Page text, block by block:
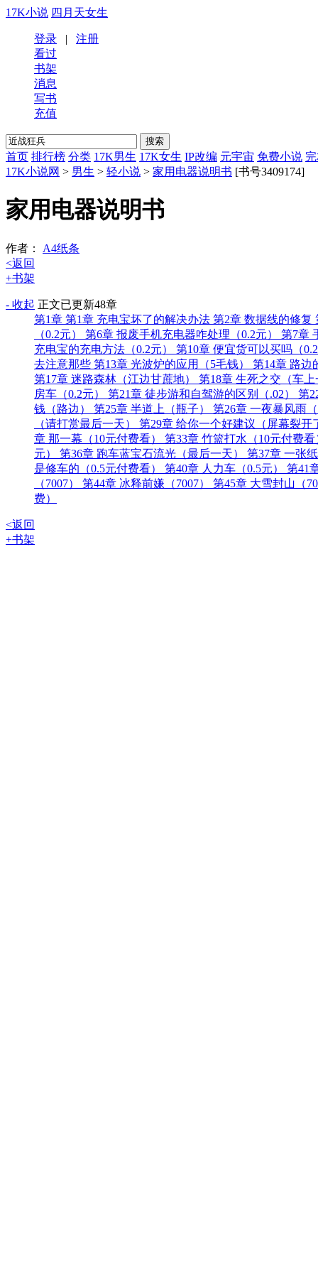
17K小说 四月天女生
登录 | 注册
看过
书架
消息
写书
充值
首页 排行榜 分类 17K男生 17K女生 IP改编 元宇宙 免费小说
17K小说网 > 男生 > 轻小说 > 家用电器说明书 [书号3409174]
家用电器说明书
作者： A4纸条
<返回
+书架
- 收起 正文已更新48章
第1章 第1章 充电宝坏了的解决办法 第2章 数据线的修复
（0.2元） 第6章 报废手机充电器咋处理（0.2元） 第7章
充电宝的充电方法（0.2元） 第10章 便宜货可以买吗（
去注意那些 第13章 光波炉的应用（5毛钱） 第14章 路边
第17章 迷路森林（江边甘蔗地） 第18章 生死之交（车
房车（0.2元） 第21章 徒步游和自驾游的区别（.02） 第
钱（路边） 第25章 半道上（瓶子） 第26章 一夜暴风雨
（请打赏最后一天） 第29章 给你一个好建议（屏幕裂开
章 那一幕（10元付费看） 第33章 竹篮打水（10元付费
元） 第36章 跑车蓝宝石流光（最后一天） 第37章 一张
是修车的（0.5元付费看） 第40章 人力车（0.5元） 第41
（7007） 第44章 冰释前嫌（7007） 第45章 大雪封山（
费）
<返回
+书架